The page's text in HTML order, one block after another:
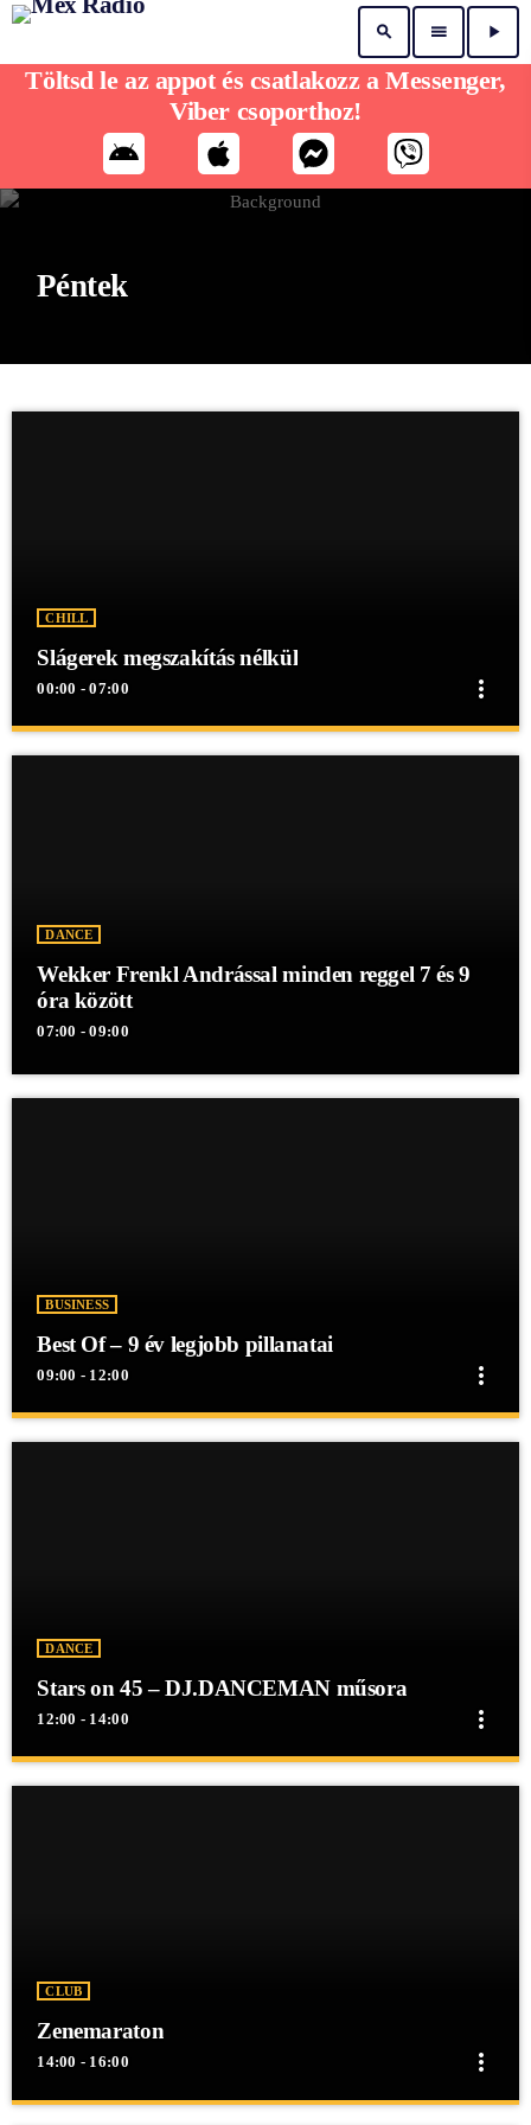
search menu play_arrow
Péntek
CHILL
Slágerek megszakítás nélkül
00:00 - 07:00 more_vert
Slágerek megszakítás nélkül close
DANCE
Wekker Frenkl Andrással minden reggel 7 és 9
óra között
07:00 - 09:00
BUSINESS
Best Of – 9 év legjobb pillanatai
09:00 - 12:00 more_vert
Best Of – 9 év legjobb pillanatai close
DANCE
Stars on 45 – DJ.DANCEMAN műsora
12:00 - 14:00 more_vert
Stars on 45 – DJ.DANCEMAN műsora close
CLUB
Zenemaraton
14:00 - 16:00 more_vert
Töltsd le az appot és csatlakozz a Messenger,
Viber csoporthoz!